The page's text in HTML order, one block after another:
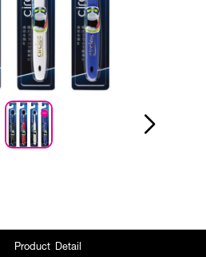
Product Detail